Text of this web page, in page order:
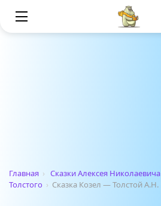
Главная › Сказки Алексея Николаевича
Толстого › Сказка Козел — Толстой А.Н.